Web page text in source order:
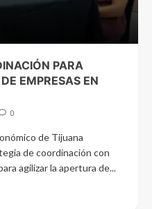
PARA
EMPRESAS EN
0
de Tijuana
de coordinación con
agilizar la apertura de...